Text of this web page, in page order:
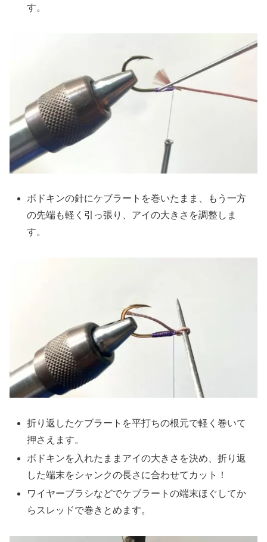
す。
ボドキンの針にケブラートを巻いたまま、もう一方
の先端も軽く引っ張り、アイの大きさを調整しま
す。
折り返したケブラートを平打ちの根元で軽く巻いて
押さえます。
ボドキンを入れたままアイの大きさを決め、折り返
した端末をシャンクの長さに合わせてカット！
ワイヤーブラシなどでケブラートの端末ほぐしてか
らスレッドで巻きとめます。